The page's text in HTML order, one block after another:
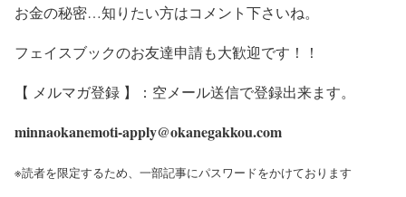
お金の秘密…知りたい方はコメント下さいね。
フェイスブックのお友達申請も大歓迎です！！
【 メルマガ登録 】：空メール送信で登録出来ます。
minnaokanemoti-apply@okanegakkou.com
※読者を限定するため、一部記事にパスワードをかけております